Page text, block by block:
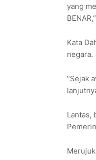
yang
Kata
negara.
“Sejak
Lantas,